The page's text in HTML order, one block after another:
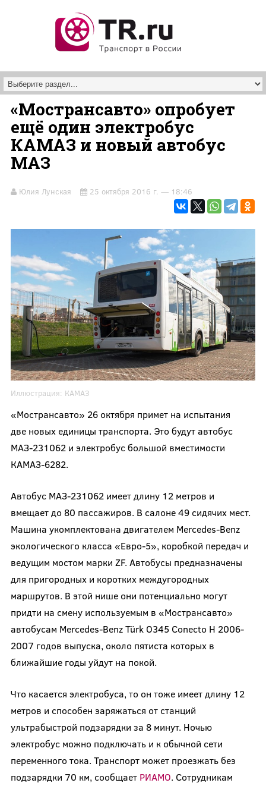
«Мострансавто» опробует
ещё один электробус
КАМАЗ и новый автобус
МАЗ
Юлия Лунская 25 октября 2016 г. — 18:46
Иллюстрация: КАМАЗ
«Мострансавто» 26 октября примет на испытания
две новых единицы транспорта. Это будут автобус
МАЗ-231062 и электробус большой вместимости
КАМАЗ-6282.
Автобус МАЗ-231062 имеет длину 12 метров и
вмещает до 80 пассажиров. В салоне 49 сидячих мест.
Машина укомплектована двигателем Mercedes-Benz
экологического класса «Евро-5», коробкой передач и
ведущим мостом марки ZF. Автобусы предназначены
для пригородных и коротких междугородных
маршрутов. В этой нише они потенциально могут
придти на смену используемым в «Мострансавто»
автобусам Mercedes-Benz Türk O345 Conecto H 2006-
2007 годов выпуска, около пятиста которых в
ближайшие годы уйдут на покой.
Что касается электробуса, то он тоже имеет длину 12
метров и способен заряжаться от станций
ультрабыстрой подзарядки за 8 минут. Ночью
электробус можно подключать и к обычной сети
переменного тока. Транспорт может проезжать без
подзарядки 70 км, сообщает РИАМО. Сотрудникам